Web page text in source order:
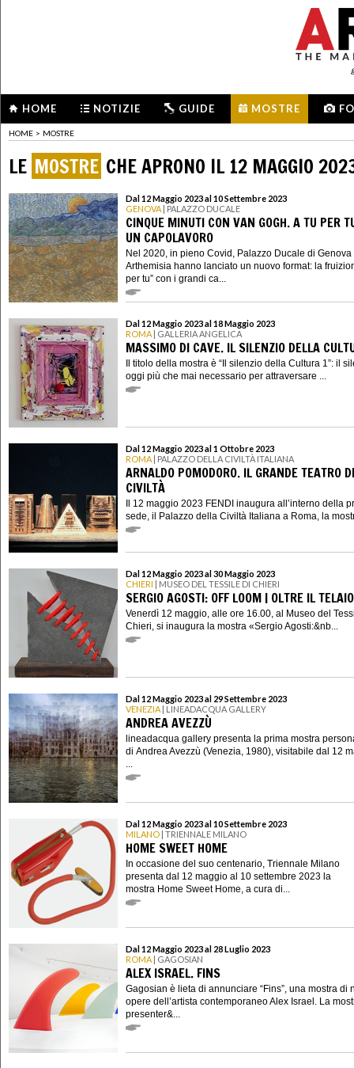
HOME NOTIZIE GUIDE MOSTRE
HOME > MOSTRE
LE MOSTRE CHE APRONO IL 12 MAGGIO
Dal 12 Maggio 2023 al 10 Settembre 2023
GENOVA | PALAZZO DUCALE
CINQUE MINUTI CON VAN GOGH. A TU PER
UN CAPOLAVORO
Nel 2020, in pieno Covid, Palazzo Ducale di Genova
Arthemisia hanno lanciato un nuovo format: la
per tu” con i grandi ca...
Dal 12 Maggio 2023 al 18 Maggio 2023
ROMA | GALLERIA ANGELICA
MASSIMO DI CAVE. IL SILENZIO DELLA
Il titolo della mostra è “Il silenzio della Cultura 1”: il
oggi più che mai necessario per attraversare ...
Dal 12 Maggio 2023 al 1 Ottobre 2023
ROMA | PALAZZO DELLA CIVILTÀ ITALIANA
ARNALDO POMODORO. IL GRANDE TEATRO
CIVILTÀ
Il 12 maggio 2023 FENDI inaugura all’interno della
sede, il Palazzo della Civiltà Italiana a Roma, la
Dal 12 Maggio 2023 al 30 Maggio 2023
CHIERI | MUSEO DEL TESSILE DI CHIERI
SERGIO AGOSTI: OFF LOOM | OLTRE IL TELAIO
Venerdì 12 maggio, alle ore 16.00, al Museo del
Chieri, si inaugura la mostra «Sergio Agosti:&nb...
Dal 12 Maggio 2023 al 29 Settembre 2023
VENEZIA | LINEADACQUA GALLERY
ANDREA AVEZZÙ
lineadacqua gallery presenta la prima mostra
di Andrea Avezzù (Venezia, 1980), visitabile dal 12
Dal 12 Maggio 2023 al 10 Settembre 2023
MILANO | TRIENNALE MILANO
HOME SWEET HOME
In occasione del suo centenario, Triennale Milano
presenta dal 12 maggio al 10 settembre 2023 la
mostra Home Sweet Home, a cura di...
Dal 12 Maggio 2023 al 28 Luglio 2023
ROMA | GAGOSIAN
ALEX ISRAEL. FINS
Gagosian è lieta di annunciare “Fins”, una mostra di
opere dell’artista contemporaneo Alex Israel. La
presenter&...